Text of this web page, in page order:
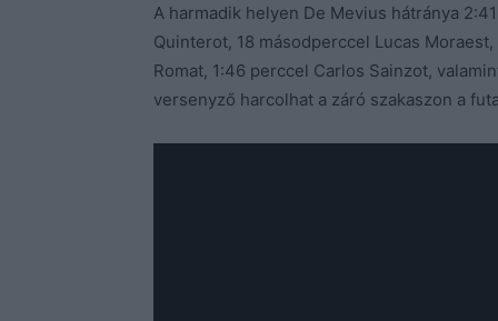
A harmadik helyen De Mevius hátránya
Quinterot, 18 másodperccel Lucas
Romat, 1:46 perccel Carlos Sainzot,
versenyző harcolhat a záró szakaszon a